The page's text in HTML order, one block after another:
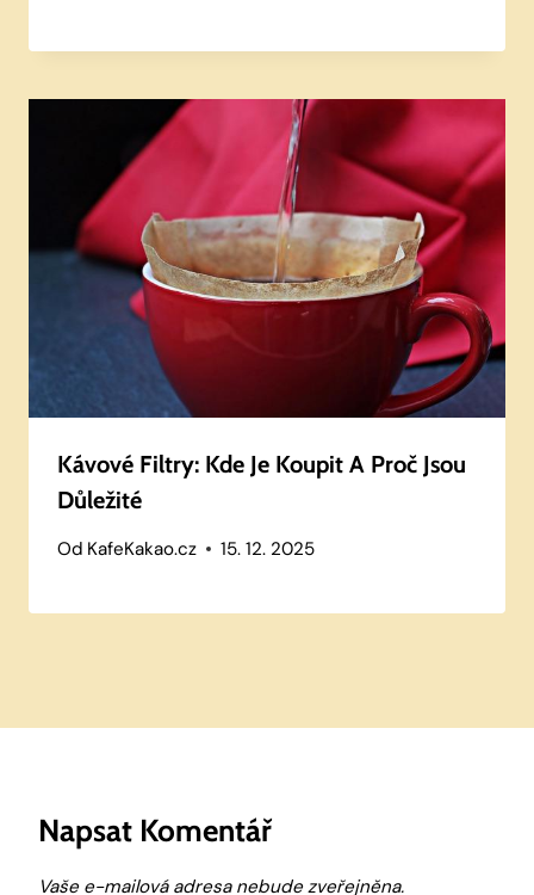
Kávové Filtry: Kde Je Koupit A Proč Jsou
Důležité
Od KafeKakao.cz 15. 12. 2025
Napsat Komentář
Vaše e-mailová adresa nebude zveřejněna.